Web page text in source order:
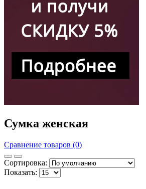
Сумка женская
Сравнение товаров (0)
Сортировка:
Показать: